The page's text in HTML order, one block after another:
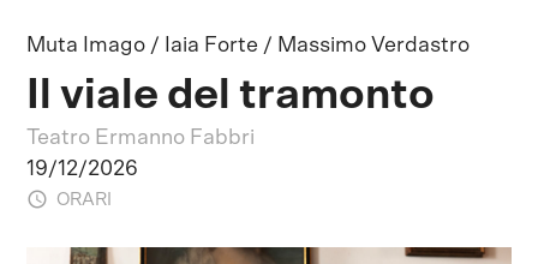
Muta Imago / Iaia Forte / Massimo Verdastro
Il viale del tramonto
Teatro Ermanno Fabbri
19/12/2026
ORARI